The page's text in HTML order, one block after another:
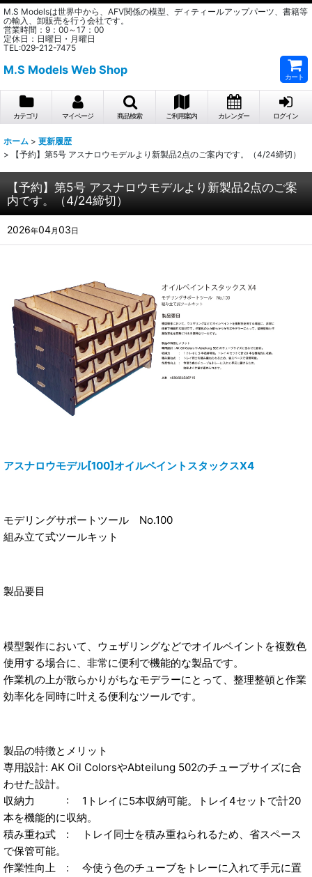
M.S Modelsは世界中から、AFV関係の模型、ディティールアップパーツ、書籍等
の輸入、卸販売を行う会社です。
営業時間：9：00～17：00
定休日：日曜日・月曜日
TEL:029-212-7475
M.S Models Web Shop
カート
カテゴリ マイページ 商品検索 ご利用案内 カレンダー ログイン
ホーム > 更新履歴
>
【予約】第5号 アスナロウモデルより新製品2点のご案内です。（4/24締切）
【予約】第5号 アスナロウモデルより新製品2点のご案
内です。（4/24締切）
2026年04月03日
アスナロウモデル[100]オイルペイントスタックスX4
モデリングサポートツール No.100
組み立て式ツールキット
製品要目
模型製作において、ウェザリングなどでオイルペイントを複数色
使用する場合に、非常に便利で機能的な製品です。
作業机の上が散らかりがちなモデラーにとって、整理整頓と作業
効率化を同時に叶える便利なツールです。
製品の特徴とメリット
専用設計: AK Oil ColorsやAbteilung 502のチューブサイズに合
わせた設計。
収納力 : 1トレイに5本収納可能。トレイ4セットで計20
本を機能的に収納。
積み重ね式 : トレイ同士を積み重ねられるため、省スペース
で保管可能。
作業性向上 : 今使う色のチューブをトレーに入れて手元に置